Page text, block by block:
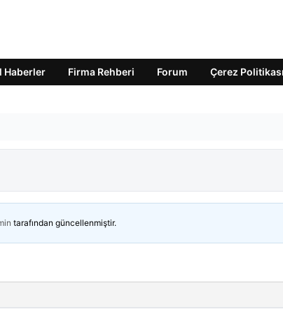
Haberler Firma Rehberi Forum Çerez Politikası
tarafından güncellenmiştir.